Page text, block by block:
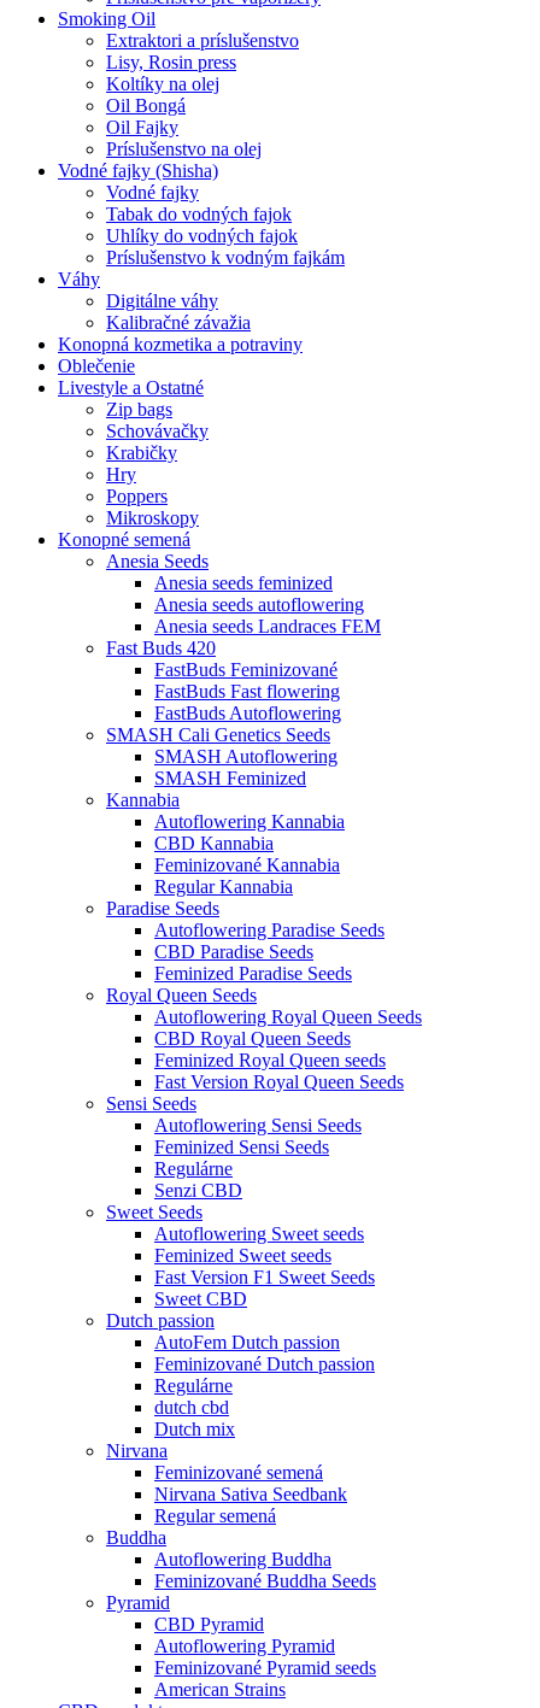
Smoking Oil
Extraktori a príslušenstvo
Lisy, Rosin press
Koltíky na olej
Oil Bongá
Oil Fajky
Príslušenstvo na olej
Vodné fajky (Shisha)
Vodné fajky
Tabak do vodných fajok
Uhlíky do vodných fajok
Príslušenstvo k vodným fajkám
Váhy
Digitálne váhy
Kalibračné závažia
Konopná kozmetika a potraviny
Oblečenie
Livestyle a Ostatné
Zip bags
Schovávačky
Krabičky
Hry
Poppers
Mikroskopy
Konopné semená
Anesia Seeds
Anesia seeds feminized
Anesia seeds autoflowering
Anesia seeds Landraces FEM
Fast Buds 420
FastBuds Feminizované
FastBuds Fast flowering
FastBuds Autoflowering
SMASH Cali Genetics Seeds
SMASH Autoflowering
SMASH Feminized
Kannabia
Autoflowering Kannabia
CBD Kannabia
Feminizované Kannabia
Regular Kannabia
Paradise Seeds
Autoflowering Paradise Seeds
CBD Paradise Seeds
Feminized Paradise Seeds
Royal Queen Seeds
Autoflowering Royal Queen Seeds
CBD Royal Queen Seeds
Feminized Royal Queen seeds
Fast Version Royal Queen Seeds
Sensi Seeds
Autoflowering Sensi Seeds
Feminized Sensi Seeds
Regulárne
Senzi CBD
Sweet Seeds
Autoflowering Sweet seeds
Feminized Sweet seeds
Fast Version F1 Sweet Seeds
Sweet CBD
Dutch passion
AutoFem Dutch passion
Feminizované Dutch passion
Regulárne
dutch cbd
Dutch mix
Nirvana
Feminizované semená
Nirvana Sativa Seedbank
Regular semená
Buddha
Autoflowering Buddha
Feminizované Buddha Seeds
Pyramid
CBD Pyramid
Autoflowering Pyramid
Feminizované Pyramid seeds
American Strains